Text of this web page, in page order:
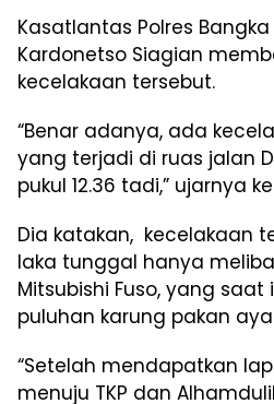
Kasatlantas Polres
Kardonetso Siagian
kecelakaan tersebut.
“Benar adanya, ada
yang terjadi di ruas jalan
pukul 12.36 tadi,” ujarnya
Dia katakan, kecelakaan
laka tunggal hanya
Mitsubishi Fuso, yang
puluhan karung pakan
“Setelah mendapatkan
menuju TKP dan